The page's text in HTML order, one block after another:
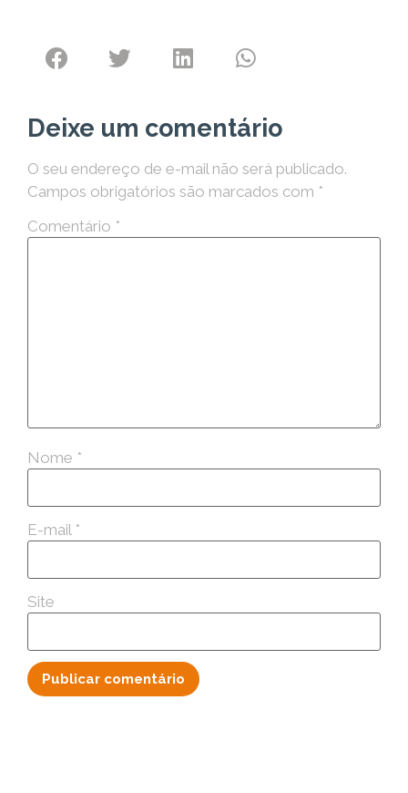
Deixe um comentário
O seu endereço de e-mail não será publicado.
Campos obrigatórios são marcados com *
Comentário *
Nome *
E-mail *
Site